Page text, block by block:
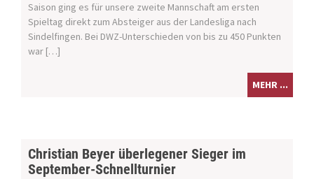
Saison ging es für unsere zweite Mannschaft am ersten
Spieltag direkt zum Absteiger aus der Landesliga nach
Sindelfingen. Bei DWZ-Unterschieden von bis zu 450 Punkten
war […]
MEHR ...
Christian Beyer überlegener Sieger im
September-Schnellturnier